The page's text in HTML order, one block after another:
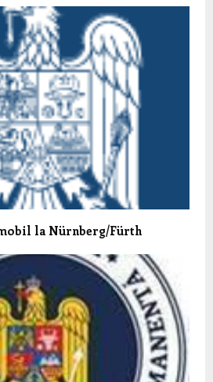
la Nürnberg/Fürth